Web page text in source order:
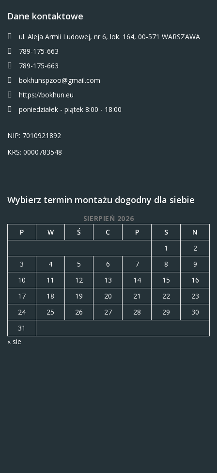
Dane kontaktowe
ul. Aleja Armii Ludowej, nr 6, lok. 164, 00-571 WARSZAWA
789-175-663
789-175-663
bokhunspzoo@gmail.com
https://bokhun.eu
poniedziałek - piątek 8:00 - 18:00
NIP: 7010921892
KRS: 0000783548
Wybierz termin montażu dogodny dla siebie
SIERPIEŃ 2026
P
W Ś C P S
N
1
2
3
4 5 6 7 8
9
10
11 12 13 14 15
16
17
18 19 20 21 22
23
24
25 26 27 28 29
30
31
« sie